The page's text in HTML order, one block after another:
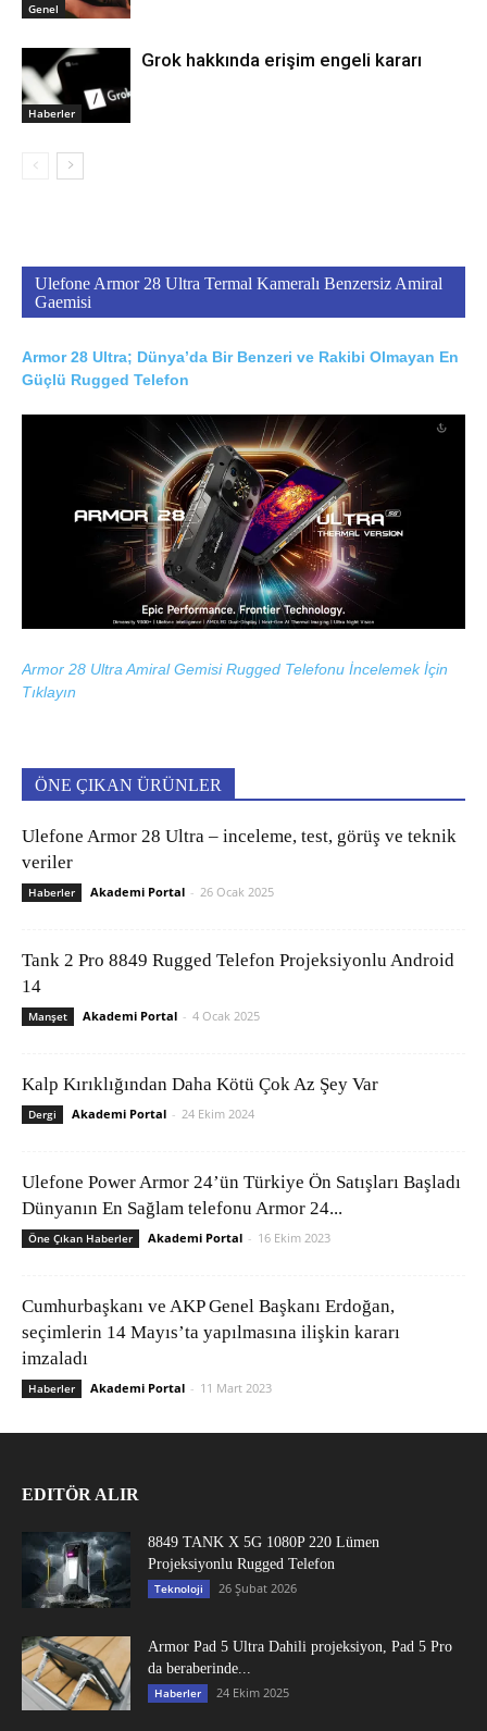
Genel
Haberler
Grok hakkında erişim engeli kararı
Ulefone Armor 28 Ultra Termal Kameralı Benzersiz Amiral
Gaemisi
Armor 28 Ultra; Dünya’da Bir Benzeri ve Rakibi Olmayan En
Güçlü Rugged Telefon
Armor 28 Ultra Amiral Gemisi Rugged Telefonu İncelemek İçin
Tıklayın
ÖNE ÇIKAN ÜRÜNLER
Ulefone Armor 28 Ultra – inceleme, test, görüş ve teknik
veriler
Haberler Akademi Portal - 26 Ocak 2025
Tank 2 Pro 8849 Rugged Telefon Projeksiyonlu Android
14
Manşet Akademi Portal - 4 Ocak 2025
Kalp Kırıklığından Daha Kötü Çok Az Şey Var
Dergi Akademi Portal - 24 Ekim 2024
Ulefone Power Armor 24’ün Türkiye Ön Satışları Başladı
Dünyanın En Sağlam telefonu Armor 24...
Öne Çıkan Haberler Akademi Portal - 16 Ekim 2023
Cumhurbaşkanı ve AKP Genel Başkanı Erdoğan,
seçimlerin 14 Mayıs’ta yapılmasına ilişkin kararı
imzaladı
Haberler Akademi Portal - 11 Mart 2023
EDITÖR ALIR
8849 TANK X 5G 1080P 220 Lümen
Projeksiyonlu Rugged Telefon
Teknoloji 26 Şubat 2026
Armor Pad 5 Ultra Dahili projeksiyon, Pad 5 Pro
da beraberinde...
Haberler 24 Ekim 2025